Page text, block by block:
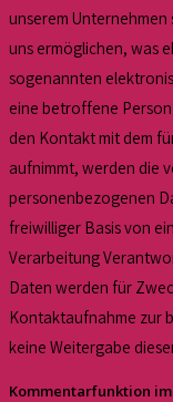
unserem
uns ermöglichen, was
sogenannten
eine betroffene
den Kontakt mit dem
aufnimmt, werden die
personenbezogenen
freiwilliger Basis von
Verarbeitung
Daten werden für
Kontaktaufnahme zur
keine Weitergabe
Kommentarfunktion